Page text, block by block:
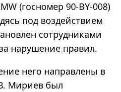
(госномер 90-BY-008)
под воздействием
сотрудниками
нарушение правил.
него направлены в
Мириев был